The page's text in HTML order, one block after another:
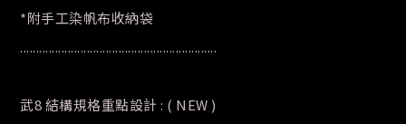
*附手工染帆布收納袋
..............................................................
武8 結構規格重點設計 : ( NEW )